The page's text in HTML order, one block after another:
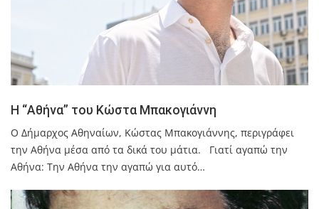
Η “Αθήνα” του Κώστα Μπακογιάννη
O Δήμαρχος Αθηναίων, Κώστας Μπακογιάννης, περιγράφει
την Αθήνα μέσα από τα δικά του μάτια. Γιατί αγαπώ την
Αθήνα: Την Αθήνα την αγαπώ για αυτό…